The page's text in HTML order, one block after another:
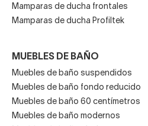
Mamparas de ducha frontales
Mamparas de ducha Profiltek
MUEBLES DE BAÑO
Muebles de baño suspendidos
Muebles de baño fondo reducido
Muebles de baño 60 centímetros
Muebles de baño modernos